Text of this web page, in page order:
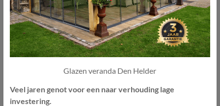
Glazen veranda Den Helder
Veel jaren genot voor een naar verhouding lage
investering.